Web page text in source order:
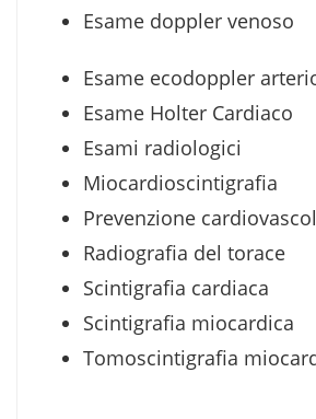
Esame doppler venoso
Esame ecodoppler
Esame Holter Cardiaco
Esami radiologici
Miocardioscintigrafia
Prevenzione
Radiografia del torace
Scintigrafia cardiaca
Scintigrafia miocardica
Tomoscintigrafia